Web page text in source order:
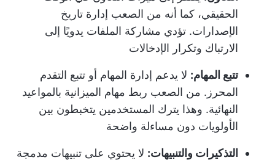
الحقيقي، كما أنه من الصعب إدارة تاريخ
الإصدارات. تؤدي مشاركة الملفات يدويًا إلى
الارتباك وتكرار الإدخالات
تتبع المهام: لا يدعم إدارة المهام أو تتبع التقدم
المحرز. من الصعب ربط مهام الميزانية بالمواعيد
النهائية. وهذا يترك المستخدمين يتخبطون بين
الأولويات دون مساءلة واضحة
التذكيرات والتنبيهات: لا يحتوي على تنبيهات مدمجة